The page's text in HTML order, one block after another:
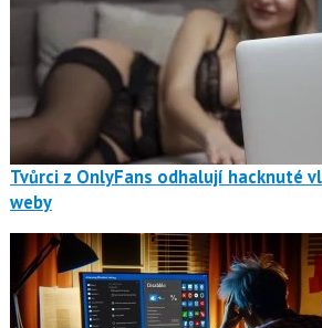
Tvůrci z OnlyFans odhalují hacknuté
weby